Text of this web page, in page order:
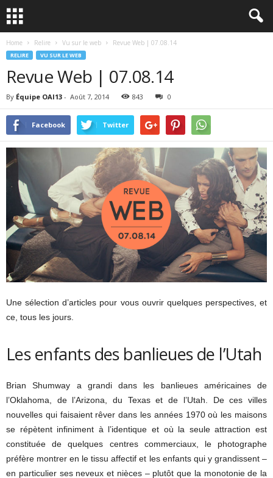
Home Relire Vu sur le web Revue Web | 07.08.14
RELIRE VU SUR LE WEB
Revue Web | 07.08.14
By Équipe OAI13 - Août 7, 2014 843 0
Facebook Twitter
Une sélection d’articles pour vous ouvrir quelques perspectives, et
ce, tous les jours.
Les enfants des banlieues de l’Utah
Brian Shumway a grandi dans les banlieues américaines de
l’Oklahoma, de l’Arizona, du Texas et de l’Utah. De ces villes
nouvelles qui faisaient rêver dans les années 1970 où les maisons
se répètent infiniment à l’identique et où la seule attraction est
constituée de quelques centres commerciaux, le photographe
préfère montrer en le tissu affectif et les enfants qui y grandissent –
en particulier ses neveux et nièces – plutôt que la monotonie de la